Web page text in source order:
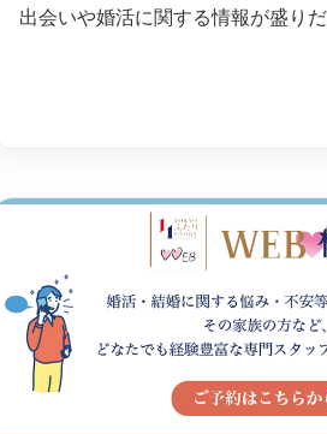
出会いや婚活に関する情報が盛り